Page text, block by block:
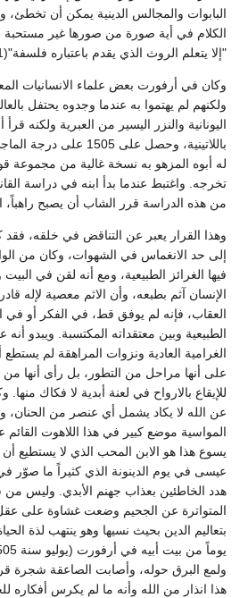
البابوات والمجالس الدينية يمكن أن
الكلام في أية صورة من صورها غير مستحبة
"إلا يتعلم الروث الذي يقدم باعتباره فلسفة"(11).
وكان في أرفورت بعض علماء الانسانيات
ولكنهم لم يهتموا به عندما وجدوه يحتفل
اليونانية والنزر اليسير من العبرية ولكنه
باللاتينية، وحصل على
له أبوه المزهو به نسخة غالية من مجموعة
تخرجه. واغتبط عندما بدأ ابنه في دراسة
من هذه الدراسة قرر الشاب أن يصبح راهباً،
وهذا القرار يعبر عن التناقض في خلقه، فقد
إلى حد الانغماس في الشهوات، وكان من
فيها الغرائز الطبيعية، ومع أنه لقن في
الإنسان آثم بطبعه، وأن الاثم معصية لإله
العقاب، فإنه لم يوفق قط، في الفكر أو في
الطبيعية وبين معتقداته المكتسبة. ويبدو أنه
الغرامية العادية ونزوات المراهقة لم
على أنها مراحل من التطور، بل رأى أنها
للإيقاع بالارواح في لعنة أبدية لا فكاك
عن الله لا يكاد يشمل أي عنصر من الحنان،
المواسية موضع كبير في هذا اللاهوت
يسوع هذا هو الابن المحب الذي لا يستطيع
عيسى في يوم الدينونة الذي كثيراً ما صوّر
هدد الخاطئين بعذاب جهنم الأبدي. وليس
المتواترة عن الجحيم وضعت غشاوة على
بتعاليم الدين بحيث نسيها وهو ينتهب لذة
ولمع البرق حوله، وأصابت الصاعقة شجرة
هذا انذار من الله وأنه ما لم يكرس أفكاره